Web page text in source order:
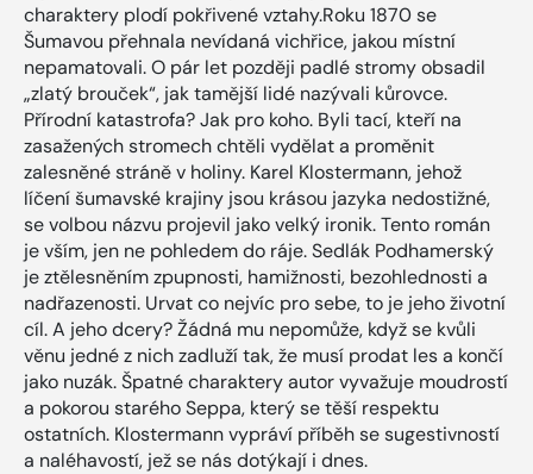
charaktery plodí pokřivené vztahy.Roku 1870 se
Šumavou přehnala nevídaná vichřice, jakou místní
nepamatovali. O pár let později padlé stromy obsadil
„zlatý brouček“, jak tamější lidé nazývali kůrovce.
Přírodní katastrofa? Jak pro koho. Byli tací, kteří na
zasažených stromech chtěli vydělat a proměnit
zalesněné stráně v holiny. Karel Klostermann, jehož
líčení šumavské krajiny jsou krásou jazyka nedostižné,
se volbou názvu projevil jako velký ironik. Tento román
je vším, jen ne pohledem do ráje. Sedlák Podhamerský
je ztělesněním zpupnosti, hamižnosti, bezohlednosti a
nadřazenosti. Urvat co nejvíc pro sebe, to je jeho životní
cíl. A jeho dcery? Žádná mu nepomůže, když se kvůli
věnu jedné z nich zadluží tak, že musí prodat les a končí
jako nuzák. Špatné charaktery autor vyvažuje moudrostí
a pokorou starého Seppa, který se těší respektu
ostatních. Klostermann vypráví příběh se sugestivností
a naléhavostí, jež se nás dotýkají i dnes.